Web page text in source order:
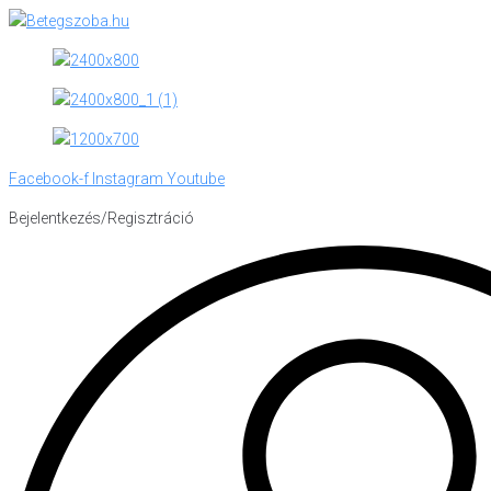
Skip
content
Facebook-f Instagram Youtube
Bejelentkezés/Regisztráció